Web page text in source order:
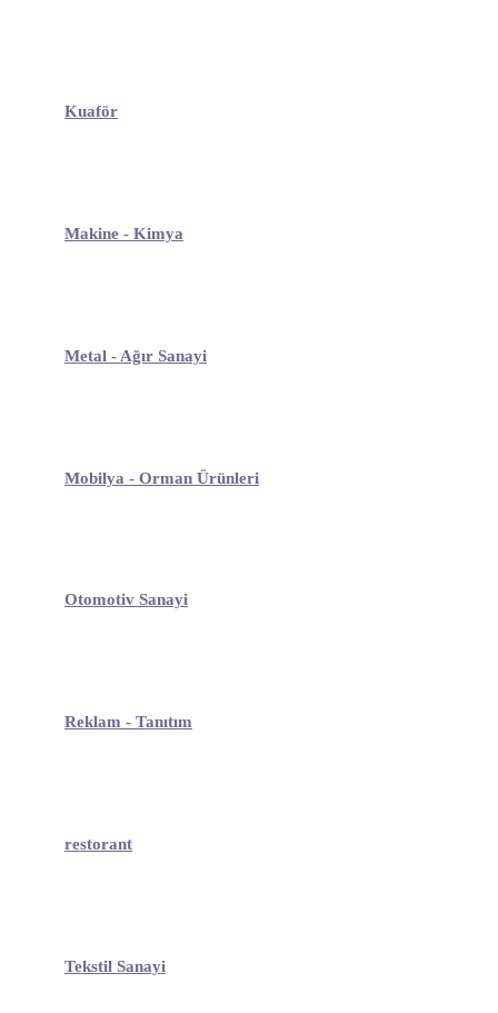
Kuaför
Makine - Kimya
Metal - Ağır Sanayi
Mobilya - Orman Ürünleri
Otomotiv Sanayi
Reklam - Tanıtım
restorant
Tekstil Sanayi